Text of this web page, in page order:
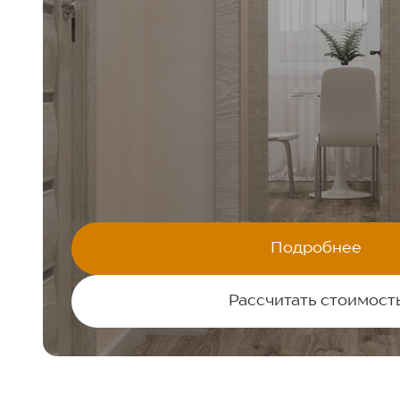
Подробнее
Рассчитать
«МОЯ ЛЕГЕНДА»
2-комнатная квартира:63,4 М²
КОМФОРТ+